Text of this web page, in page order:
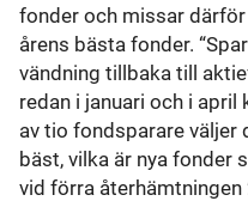
fonder och missar
årens bästa fonder.
vändning tillbaka till
redan i januari och i
av tio fondsparare väljer
bäst, vilka är nya fonder
vid förra